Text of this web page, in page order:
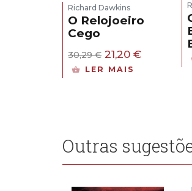
Richard Dawkins
O Relojoeiro
Cego
30,29€ O
preço
original
21,20 €O
LER MAIS
Outras